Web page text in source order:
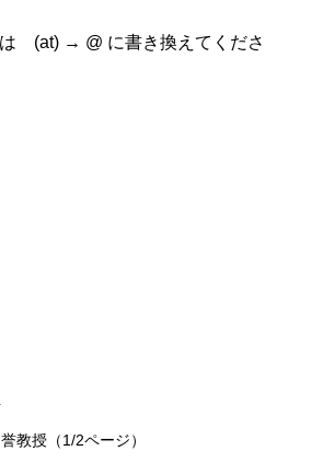
(at) → @ に書き換えてくださ
教授（1/2ページ）